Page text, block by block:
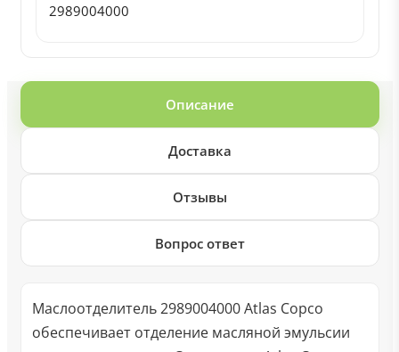
2989004000
Описание
Доставка
Отзывы
Вопрос ответ
Маслоотделитель 2989004000 Atlas Copco
обеспечивает отделение масляной эмульсии